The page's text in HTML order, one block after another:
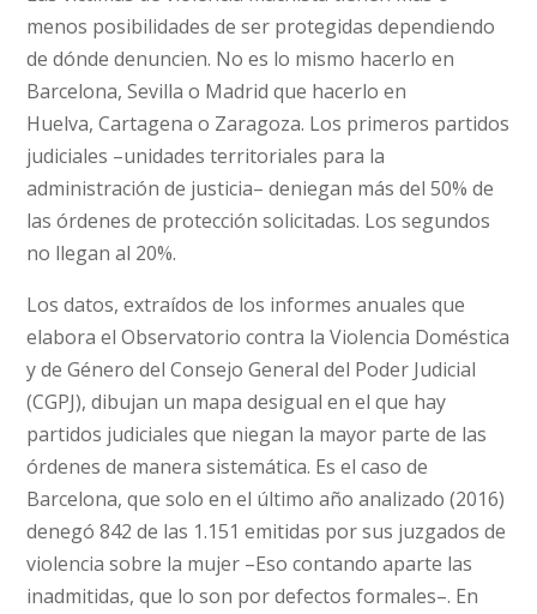
menos posibilidades de ser protegidas dependiendo
de dónde denuncien. No es lo mismo hacerlo en
Barcelona, Sevilla o Madrid que hacerlo en
Huelva, Cartagena o Zaragoza. Los primeros partidos
judiciales –unidades territoriales para la
administración de justicia– deniegan más del 50% de
las órdenes de protección solicitadas. Los segundos
no llegan al 20%.
Los datos, extraídos de los informes anuales que
elabora el Observatorio contra la Violencia Doméstica
y de Género del Consejo General del Poder Judicial
(CGPJ), dibujan un mapa desigual en el que hay
partidos judiciales que niegan la mayor parte de las
órdenes de manera sistemática. Es el caso de
Barcelona, que solo en el último año analizado (2016)
denegó 842 de las 1.151 emitidas por sus juzgados de
violencia sobre la mujer –Eso contando aparte las
inadmitidas, que lo son por defectos formales–. En